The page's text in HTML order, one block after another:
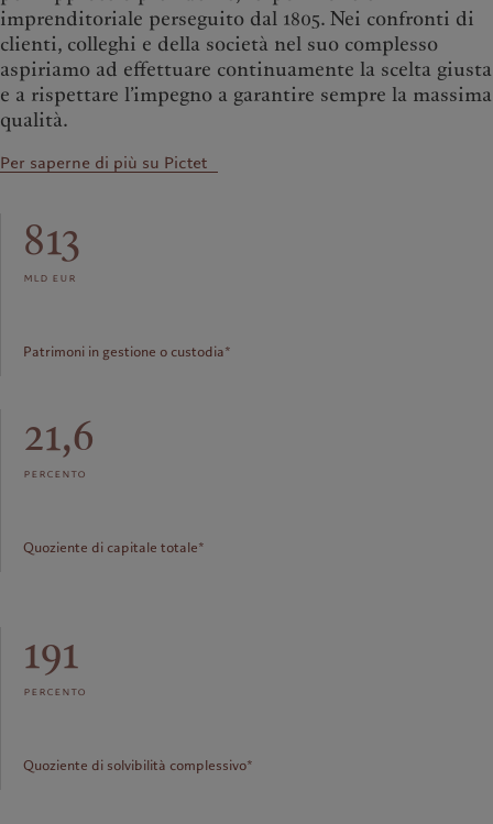
imprenditoriale perseguito dal 1805. Nei confronti di
clienti, colleghi e della società nel suo complesso
aspiriamo ad effettuare continuamente la scelta giusta
e a rispettare l’impegno a garantire sempre la massima
qualità.
Per saperne di più su Pictet
813
mld eur
Patrimoni in gestione o custodia*
21,6
percento
Quoziente di capitale totale*
191
percento
Quoziente di solvibilità complessivo*